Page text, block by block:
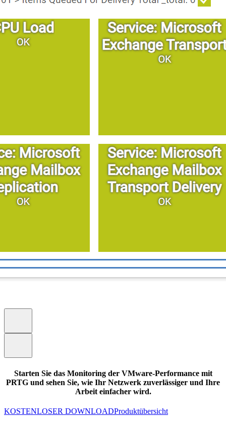
Starten Sie das Monitoring der VMware-Performance mit
PRTG und sehen Sie, wie Ihr Netzwerk zuverlässiger und Ihre
Arbeit einfacher wird.
KOSTENLOSER DOWNLOADProduktübersicht